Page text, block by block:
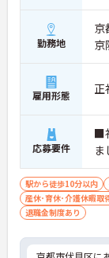
勤務地
京
京
雇用形態 正
応募要件
■
ま
駅から徒歩10分以内
産休･育休･介護休暇取
退職金制度あり